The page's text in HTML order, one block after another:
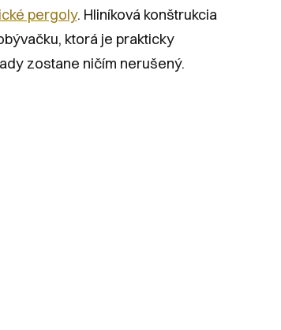
pergoly. Hliníková konštrukcia
ktorá je prakticky
zostane ničím nerušený.